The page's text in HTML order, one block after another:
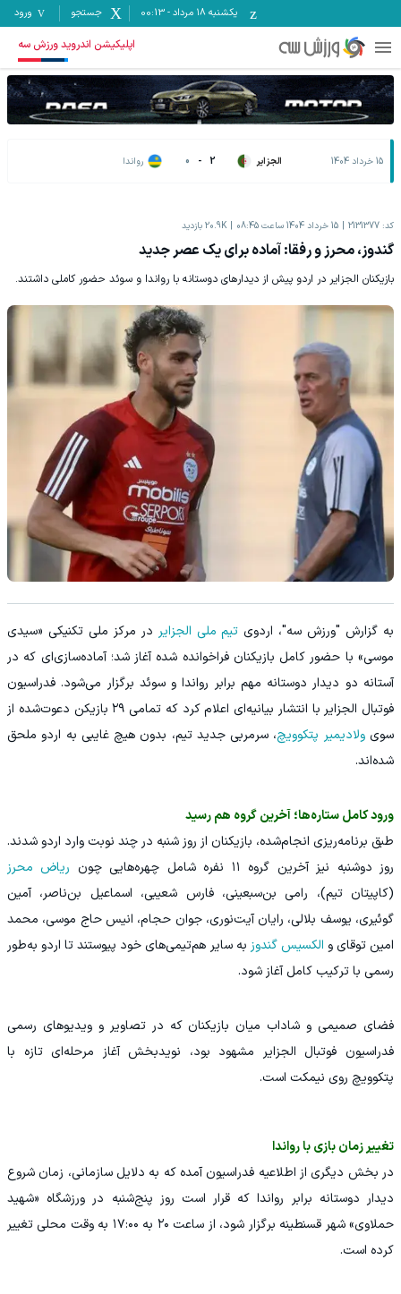
یکشنبه ۱۸ مرداد -
00:13 جستجو ورود
اپلیکیشن اندروید ورزش سه
15 خرداد 1404 الجزایر 2
-
0 رواندا
کد: 2131377 15 خرداد 1404 ساعت 08:45 20.9K بازدید
گندوز، محرز و رفقا: آماده برای یک عصر جدید
بازیکنان الجزایر در اردو پیش از دیدارهای دوستانه با رواندا و سوئد حضور کاملی داشتند.
به گزارش "ورزش سه"، اردوی تیم ملی الجزایر در مرکز ملی تکنیکی «سیدی
موسى» با حضور کامل بازیکنان فراخوانده‌ شده آغاز شد؛ آماده‌سازی‌ای که در
آستانه دو دیدار دوستانه مهم برابر رواندا و سوئد برگزار می‌شود. فدراسیون
فوتبال الجزایر با انتشار بیانیه‌ای اعلام کرد که تمامی ۲۹ بازیکن دعوت‌شده از
سویولادیمیر پتکوویچ، سرمربی جدید تیم، بدون هیچ غایبی به اردو ملحق
شده‌اند.
ورود کامل ستاره‌ها؛ آخرین گروه هم رسید
طبق برنامه‌ریزی انجام‌شده، بازیکنان از روز شنبه در چند نوبت وارد اردو شدند.
روز دوشنبه نیز آخرین گروه ۱۱ نفره شامل چهره‌هایی چون
ریاض محرز
(کاپیتان تیم)، رامی بن‌سبعینی، فارس شعیبی، اسماعیل بن‌ناصر، آمین
گوئیری، یوسف بلالی، رایان آیت‌نوری، جوان حجام، انیس حاج موسى، محمد
امین توقای و الکسیس گندوز به سایر هم‌تیمی‌های خود پیوستند تا اردو به‌طور
رسمی با ترکیب کامل آغاز شود.
فضای صمیمی و شاداب میان بازیکنان که در تصاویر و ویدیوهای رسمی
فدراسیون فوتبال الجزایر مشهود بود، نویدبخش آغاز مرحله‌ای تازه با
پتکوویچ روی نیمکت است.
تغییر زمان بازی با رواندا
در بخش دیگری از اطلاعیه فدراسیون آمده که به دلایل سازمانی، زمان شروع
دیدار دوستانه برابر رواندا که قرار است روز پنج‌شنبه در ورزشگاه «شهید
حملاوی» شهر قسنطینه برگزار شود، از ساعت ۲۰ به ۱۷:۰۰ به وقت محلی تغییر
کرده است.